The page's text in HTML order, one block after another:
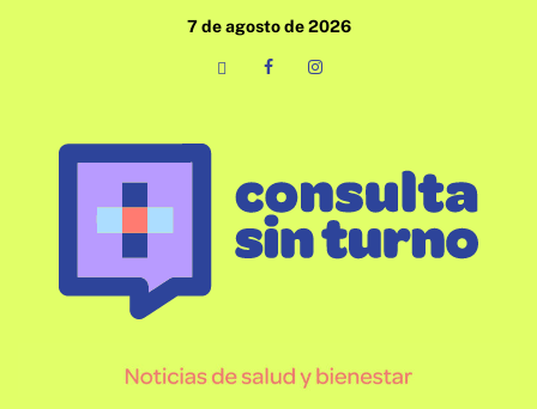
7 de agosto de 2026